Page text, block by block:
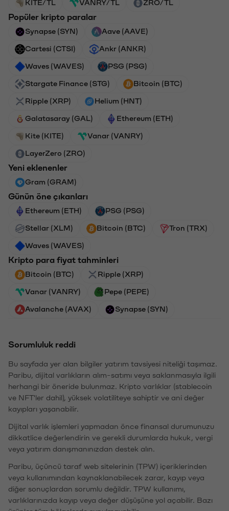
KITE/TL VANRY/TL ZRO/TL
Popüler kripto paralar
Synapse (SYN) Aave (AAVE)
Cartesi (CTSI) Ankr (ANKR)
Waves (WAVES) PSG (PSG)
Stargate Finance (STG) Bitcoin (BTC)
Ripple (XRP) Helium (HNT)
Galatasaray (GAL) Ethereum (ETH)
Kite (KITE) Vanar (VANRY)
LayerZero (ZRO)
Yeni eklenenler
Gram (GRAM)
Günün öne çıkanları
Ethereum (ETH) PSG (PSG)
Stellar (XLM) Bitcoin (BTC) Tron (TRX)
Waves (WAVES)
Kripto para fiyat tahminleri
Bitcoin (BTC) Ripple (XRP)
Vanar (VANRY) Pepe (PEPE)
Avalanche (AVAX) Synapse (SYN)
Sorumluluk reddi
Bu sayfada yer alan bilgiler yatırım tavsiyesi niteliği taşımaz.
Paribu, dijital varlıkların alım-satımı veya saklanmasıyla ilgili
herhangi bir öneride bulunmaz. Kripto varlıklar (stablecoin
ve NFT'ler dahil), yüksek volatiliteye sahiptir ve ani değer
kayıpları yaşanabilir.
Dijital varlık işlemleri yapmadan önce finansal durumunuzu
dikkatlice değerlendirin ve gerekli durumlarda hukuk, vergi
veya yatırım danışmanınızdan destek alın.
Paribu, üçüncü taraf web sitelerinin (TPW) içeriklerinden
veya kullanımından kaynaklanabilecek zarar, kayıp veya
diğer sonuçlardan sorumlu değildir. TPW kullanımı,
varlıklarınızda kayıp veya değer düşüşüne yol açabilir. Bazı